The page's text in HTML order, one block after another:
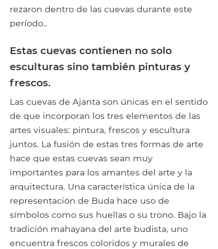
rezaron dentro de las cuevas durante este
período..
Estas cuevas contienen no solo
esculturas sino también pinturas y
frescos.
Las cuevas de Ajanta son únicas en el sentido
de que incorporan los tres elementos de las
artes visuales: pintura, frescos y escultura
juntos. La fusión de estas tres formas de arte
hace que estas cuevas sean muy
importantes para los amantes del arte y la
arquitectura. Una característica única de la
representación de Buda hace uso de
símbolos como sus huellas o su trono. Bajo la
tradición mahayana del arte budista, uno
encuentra frescos coloridos y murales de